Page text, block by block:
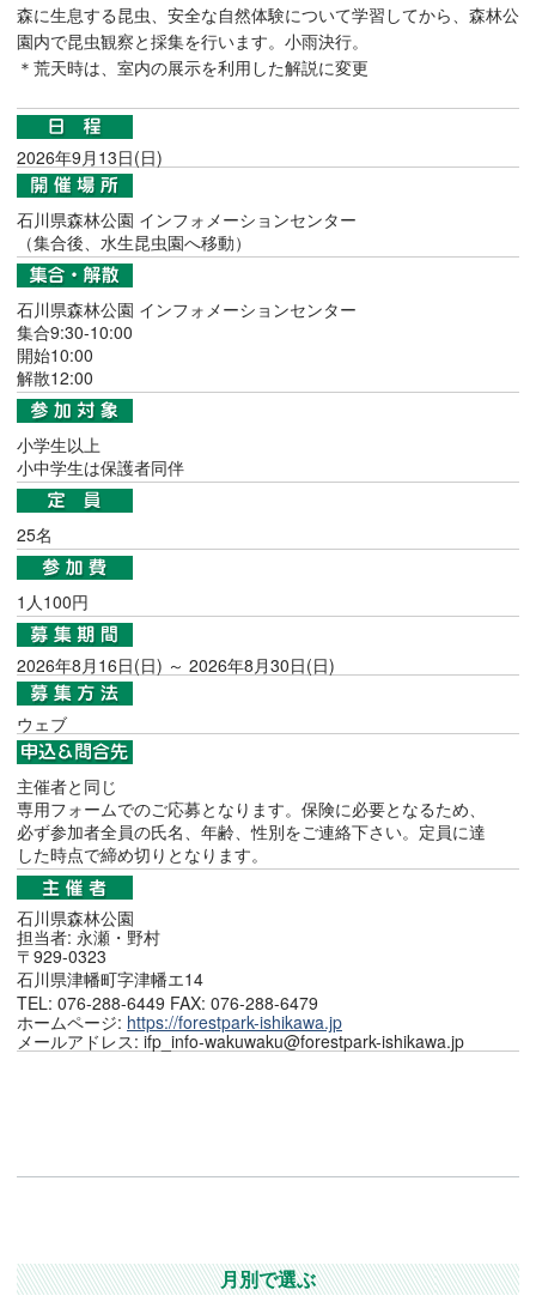
森に生息する昆虫、安全な自然体験について学習してから、森林公
園内で昆虫観察と採集を行います。小雨決行。
＊荒天時は、室内の展示を利用した解説に変更
2026年9月13日(日)
石川県森林公園 インフォメーションセンター
（集合後、水生昆虫園へ移動）
石川県森林公園 インフォメーションセンター
集合9:30-10:00
開始10:00
解散12:00
小学生以上
小中学生は保護者同伴
25名
1人100円
2026年8月16日(日) ～ 2026年8月30日(日)
ウェブ
主催者と同じ
専用フォームでのご応募となります。保険に必要となるため、
必ず参加者全員の氏名、年齢、性別をご連絡下さい。定員に達
した時点で締め切りとなります。
石川県森林公園
担当者: 永瀬・野村
〒929-0323
石川県津幡町字津幡エ14
TEL: 076-288-6449 FAX: 076-288-6479
ホームページ: https://forestpark-ishikawa.jp
メールアドレス: ifp_info-wakuwaku@forestpark-ishikawa.jp
月別で選ぶ